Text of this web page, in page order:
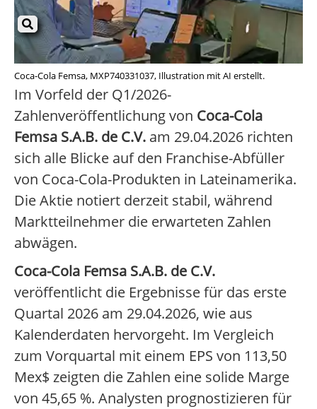
Coca-Cola Femsa, MXP740331037, Illustration mit AI erstellt.
Im Vorfeld der Q1/2026-
Zahlenveröffentlichung von Coca-Cola
Femsa S.A.B. de C.V. am 29.04.2026 richten
sich alle Blicke auf den Franchise-Abfüller
von Coca-Cola-Produkten in Lateinamerika.
Die Aktie notiert derzeit stabil, während
Marktteilnehmer die erwarteten Zahlen
abwägen.
Coca-Cola Femsa S.A.B. de C.V.
veröffentlicht die Ergebnisse für das erste
Quartal 2026 am 29.04.2026, wie aus
Kalenderdaten hervorgeht. Im Vergleich
zum Vorquartal mit einem EPS von 113,50
Mex$ zeigten die Zahlen eine solide Marge
von 45,65 %. Analysten prognostizieren für